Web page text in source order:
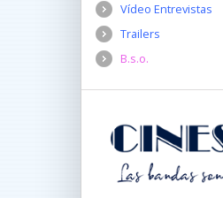
Vídeo Entrevistas
Trailers
B.s.o.